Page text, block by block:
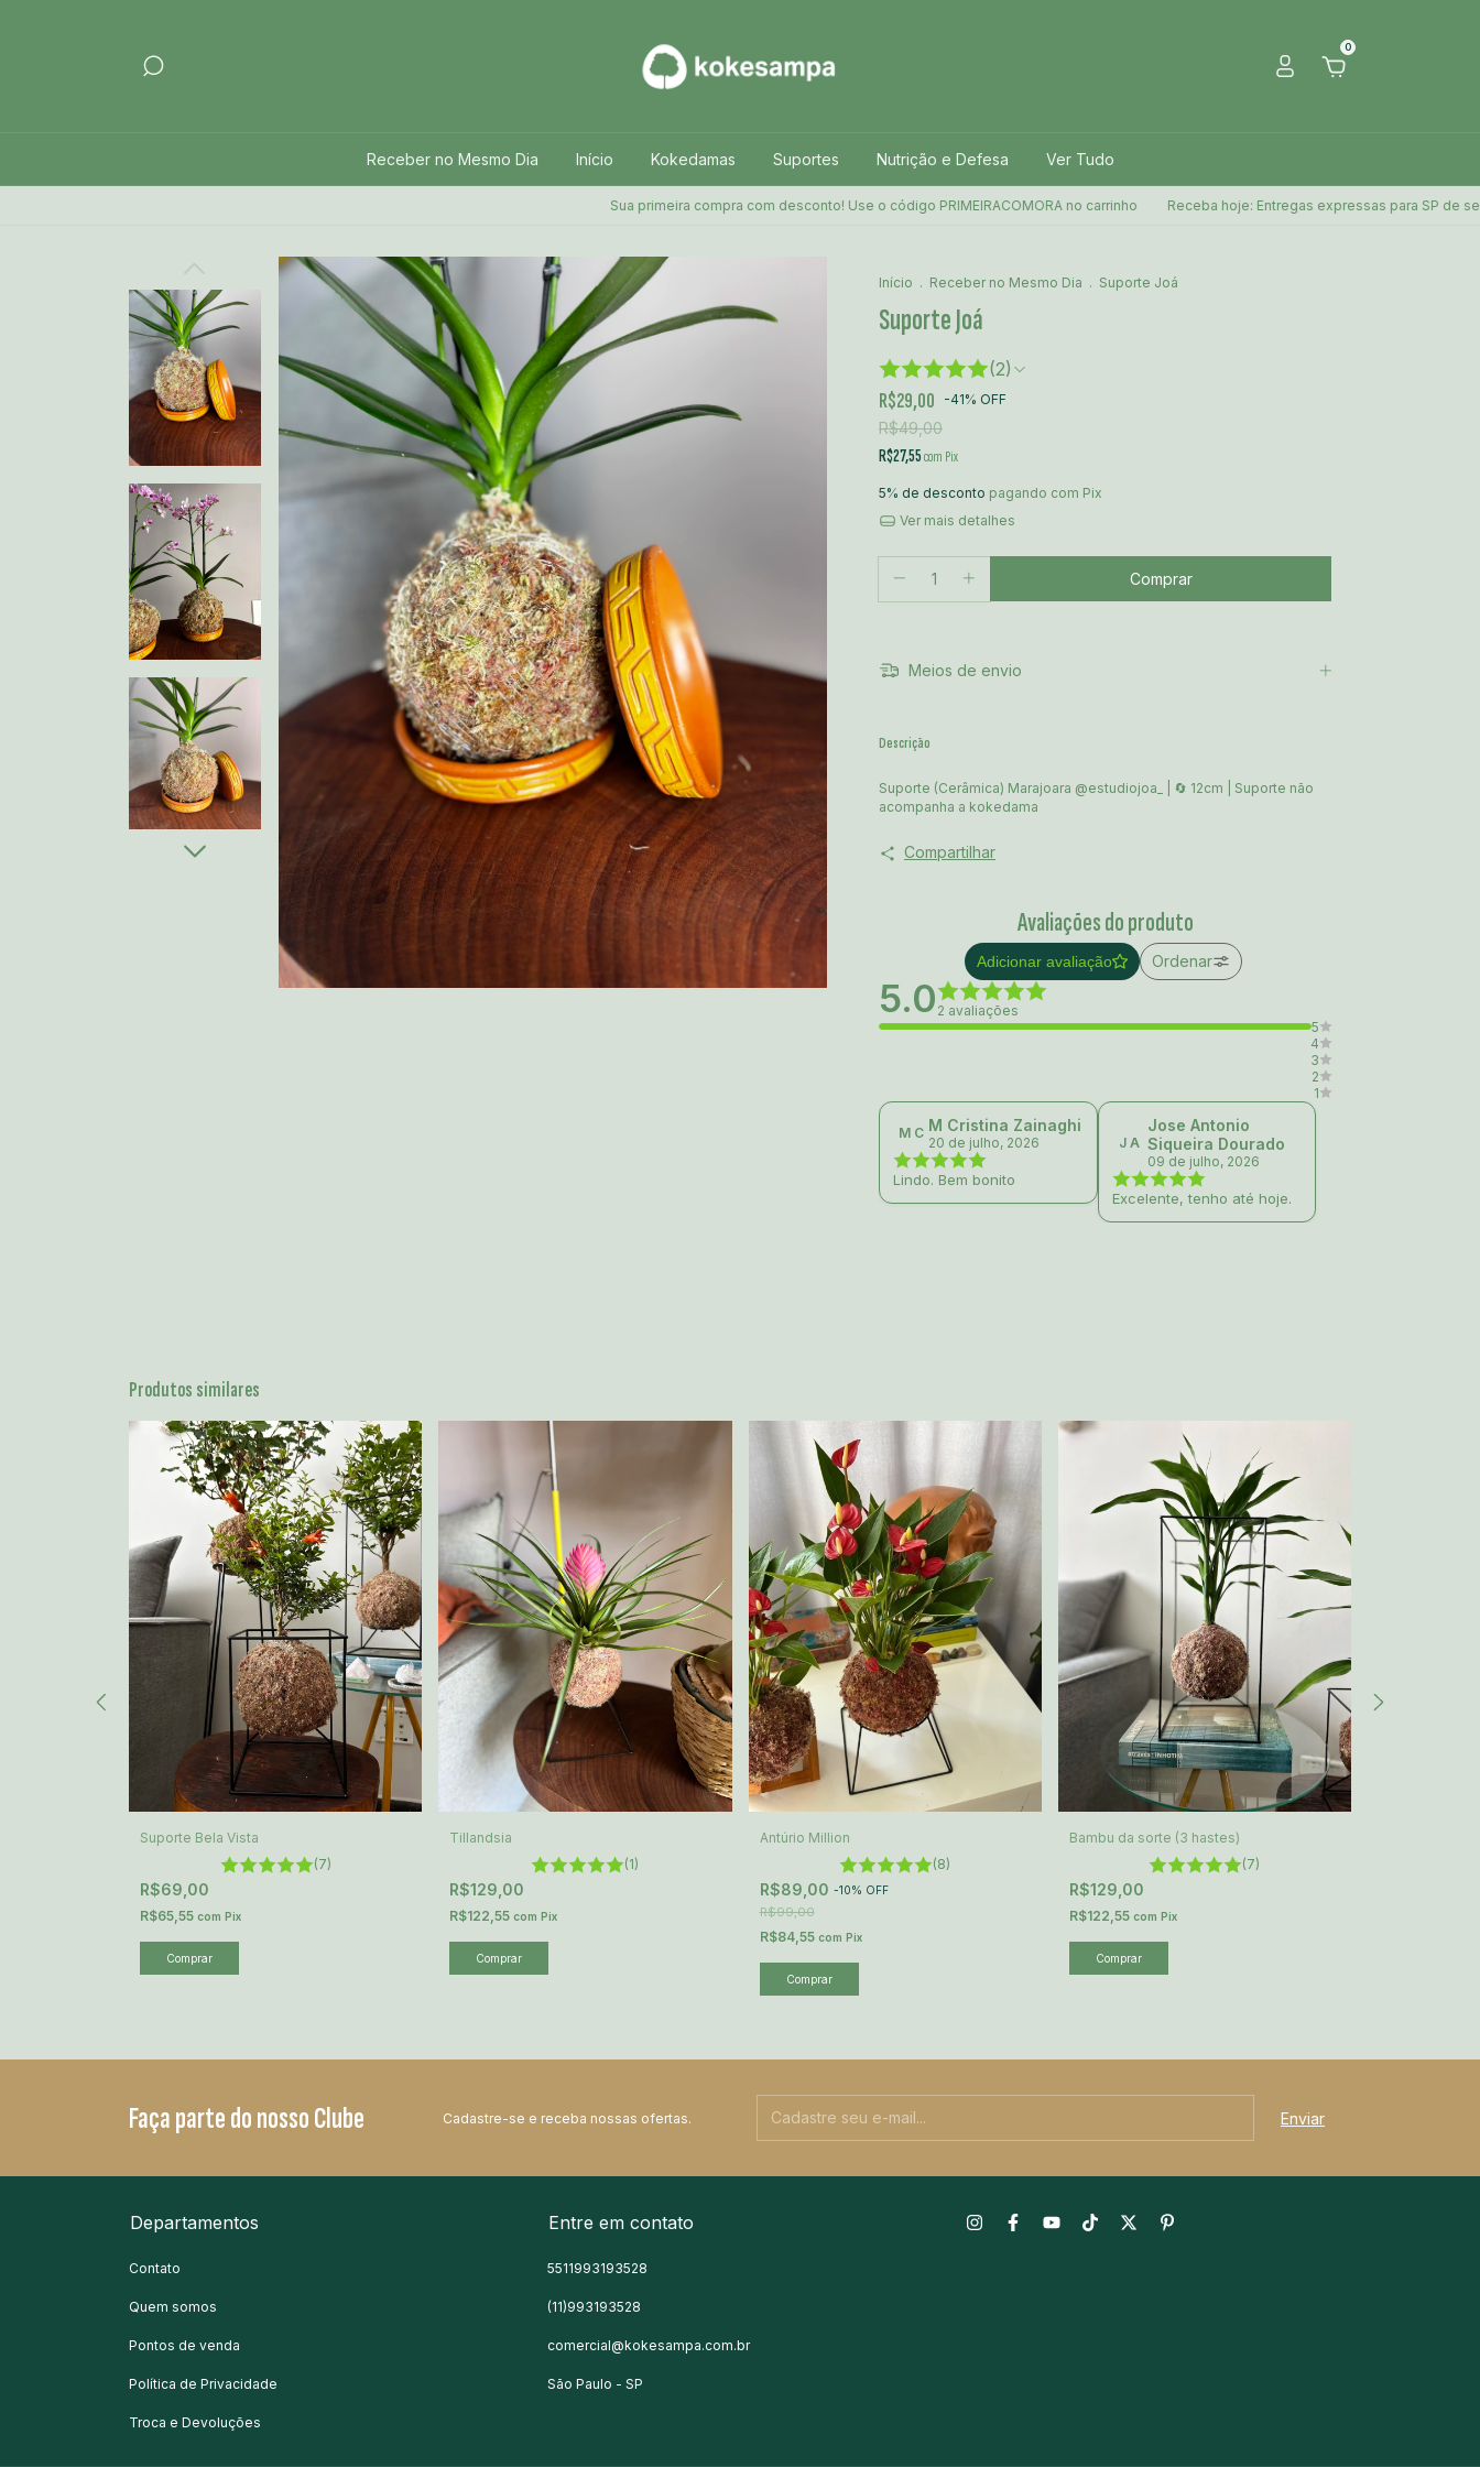
0
Receber no Mesmo Dia Início Kokedamas Suportes Nutrição e Defesa Ver Tudo
Sua primeira compra com desconto! Use o código PRIMEIRACOMORA no carrinho Receba hoje: Entregas expressas para SP de segunda a
Início . Receber no Mesmo Dia . Suporte Joá
Suporte Joá
(2)
R$29,00 -41% OFF
R$49,00
R$27,55com Pix
5% de desconto pagando com Pix
Ver mais detalhes
Meios de envio
Descrição
Suporte (Cerâmica) Marajoara @estudiojoa_ | 🔄 12cm | Suporte não
acompanha a kokedama
Compartilhar
Avaliações do produto
Adicionar avaliação Ordenar
5.0 2 avaliações
5
4
3
2
1
M C M Cristina Zainaghi
20 de julho, 2026
Lindo. Bem bonito
J A
Jose Antonio
Siqueira Dourado
09 de julho, 2026
Excelente, tenho até hoje.
Produtos similares
Suporte Bela Vista
(7)
R$69,00
R$65,55 com Pix
Comprar
Tillandsia
(1)
R$129,00
R$122,55 com Pix
Antúrio Million
(8)
R$89,00 -10% OFF
R$99,00
R$84,55 com Pix
Bambu da sorte (3 hastes)
(7)
R$129,00
R$122,55 com Pix
Faça parte do nosso Clube Cadastre-se e receba nossas ofertas.
Departamentos
Contato
Quem somos
Pontos de venda
Política de Privacidade
Troca e Devoluções
Entre em contato
5511993193528
(11)993193528
comercial@kokesampa.com.br
São Paulo - SP